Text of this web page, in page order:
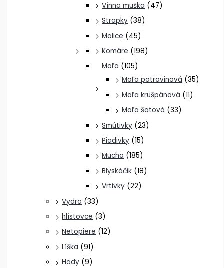
Vínna muška (47)
Strapky (38)
Molice (45)
Komáre (198)
Moľa (105)
Moľa potravinová (35)
Moľa krušpánová (11)
Moľa šatová (33)
Smútivky (23)
Piadivky (15)
Mucha (185)
Blyskáčik (18)
Vrtivky (22)
Vydra (33)
hlístovce (3)
Netopiere (12)
Líška (91)
Hady (9)